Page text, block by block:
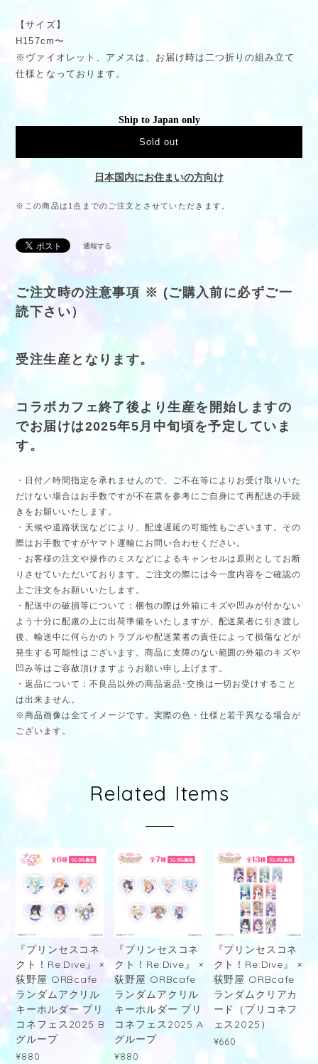
【サイズ】
H157cm〜
※ヴァイオレット、アメスは、お届け時は二つ折りの組み立て
仕様となっております。
Ship to Japan only
Sold out
日本国内にお住まいの方向け
※この商品は1点までのご注文とさせていただきます。
通報する
ご注文時の注意事項 ※ (ご購入前に必ずご一
読下さい）
受注生産となります。
コラボカフェ終了後より生産を開始しますの
でお届けは2025年5月中旬頃を予定していま
す。
・日付／時間指定を承れませんので、ご不在等によりお受け取りいた
だけない場合はお手数ですが不在票を参考にご自身にて再配送の手続
きをお願いいたします。
・天候や道路状況などにより、配達遅延の可能性もございます。その
際はお手数ですがヤマト運輸にお問い合わせください。
・お客様の注文や操作のミスなどによるキャンセルは原則としてお断
りさせていただいております。ご注文の際には今一度内容をご確認の
上ご注文をお願いいたします。
・配送中の破損等について：梱包の際は外箱にキズや凹みが付かない
よう十分に配慮の上に出荷準備をいたしますが、配送業者に引き渡し
後、輸送中に何らかのトラブルや配送業者の責任によって損傷などが
発生する可能性はございます。商品に支障のない範囲の外箱のキズや
凹み等はご容赦頂けますようお願い申し上げます。
・返品について：不良品以外の商品返品･交換は一切お受けすること
は出来ません。
※商品画像は全てイメージです。実際の色・仕様と若干異なる場合が
ございます。
Related Items
『プリンセスコネ
クト！Re:Dive』 ×
荻野屋 ORBcafe
ランダムアクリル
キーホルダー プリ
コネフェス2025 B
グループ
¥880
『プリンセスコネ
クト！Re:Dive』 ×
荻野屋 ORBcafe
ランダムアクリル
キーホルダー プリ
コネフェス2025 A
グループ
¥880
『プリンセスコネ
クト！Re:Dive』 ×
荻野屋 ORBcafe
ランダムクリアカ
ード（プリコネフ
ェス2025）
¥660